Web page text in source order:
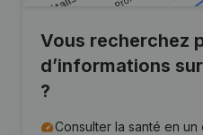
Vous recherchez
d’informations
?
Consulter la santé en